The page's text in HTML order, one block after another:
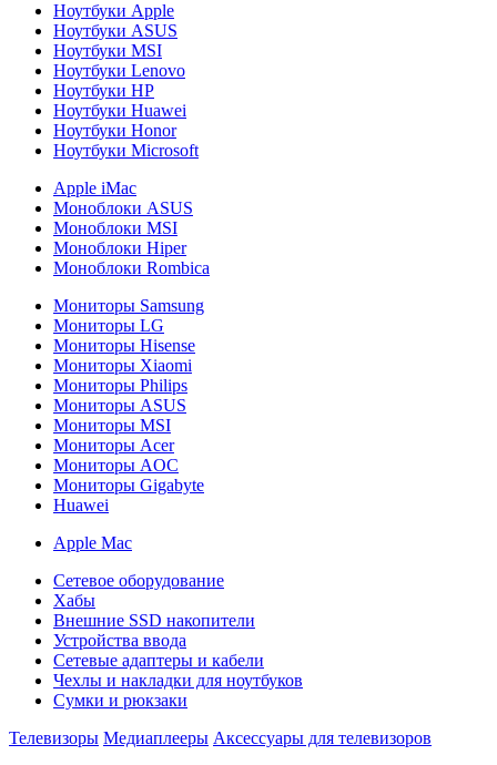
Ноутбуки Apple
Ноутбуки ASUS
Ноутбуки MSI
Ноутбуки Lenovo
Ноутбуки HP
Ноутбуки Huawei
Ноутбуки Honor
Ноутбуки Microsoft
Apple iMac
Моноблоки ASUS
Моноблоки MSI
Моноблоки Hiper
Моноблоки Rombica
Мониторы Samsung
Мониторы LG
Мониторы Hisense
Мониторы Xiaomi
Мониторы Philips
Мониторы ASUS
Мониторы MSI
Мониторы Acer
Мониторы AOC
Мониторы Gigabyte
Huawei
Apple Mac
Сетевое оборудование
Хабы
Внешние SSD накопители
Устройства ввода
Сетевые адаптеры и кабели
Чехлы и накладки для ноутбуков
Сумки и рюкзаки
Телевизоры Медиаплееры Аксессуары для телевизоров